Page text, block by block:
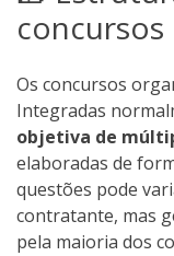
concursos
Os concursos
Integradas
objetiva de
elaboradas de
questões pode
contratante, mas
pela maioria dos